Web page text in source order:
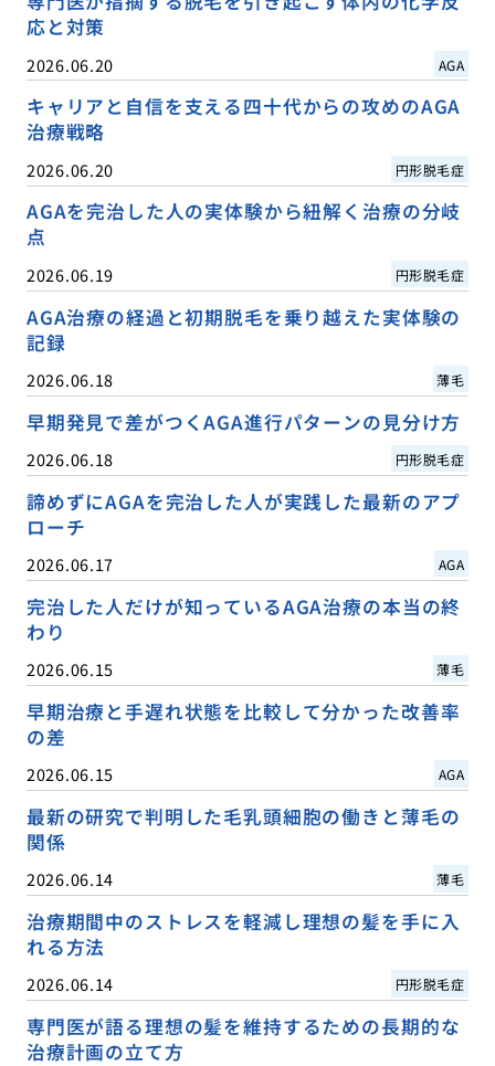
応と対策
2026.06.20 AGA
キャリアと自信を支える四十代からの攻めのAGA
治療戦略
2026.06.20 円形脱毛症
AGAを完治した人の実体験から紐解く治療の分岐
点
2026.06.19 円形脱毛症
AGA治療の経過と初期脱毛を乗り越えた実体験の
記録
2026.06.18 薄毛
早期発見で差がつくAGA進行パターンの見分け方
2026.06.18 円形脱毛症
諦めずにAGAを完治した人が実践した最新のアプ
ローチ
2026.06.17 AGA
完治した人だけが知っているAGA治療の本当の終
わり
2026.06.15 薄毛
早期治療と手遅れ状態を比較して分かった改善率
の差
2026.06.15 AGA
最新の研究で判明した毛乳頭細胞の働きと薄毛の
関係
2026.06.14 薄毛
治療期間中のストレスを軽減し理想の髪を手に入
れる方法
2026.06.14 円形脱毛症
専門医が語る理想の髪を維持するための長期的な
治療計画の立て方